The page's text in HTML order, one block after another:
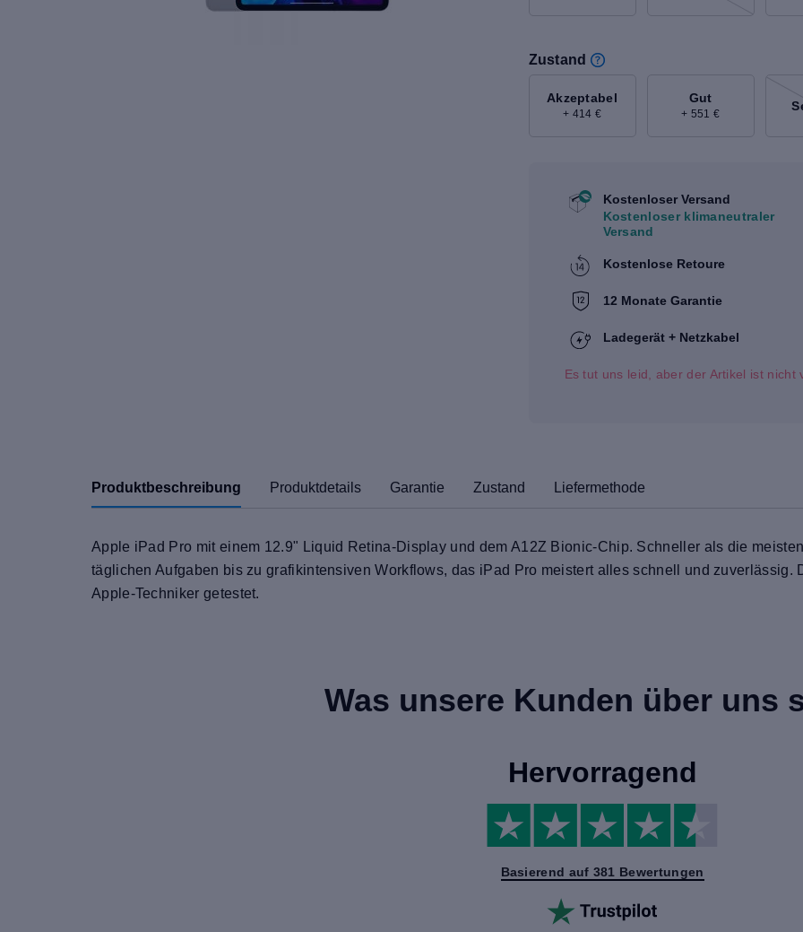
Zustand
Akzeptabel
+ 414 €
Gut
+ 551 €
Kostenloser Versand
Kostenloser klimaneutraler
Versand
Kostenlose Retoure
12 Monate Garantie
Ladegerät + Netzkabel
Es tut uns leid, aber der Artikel ist nicht
Produktbeschreibung Produktdetails Garantie Zustand Liefermethode
Apple iPad Pro mit einem 12.9" Liquid Retina-Display und dem A12Z Bionic-Chip. Schneller als die
täglichen Aufgaben bis zu grafikintensiven Workflows, das iPad Pro meistert alles schnell und zuverlässig.
Apple-Techniker getestet.
Was unsere Kunden über uns
Hervorragend
Basierend auf 381 Bewertungen